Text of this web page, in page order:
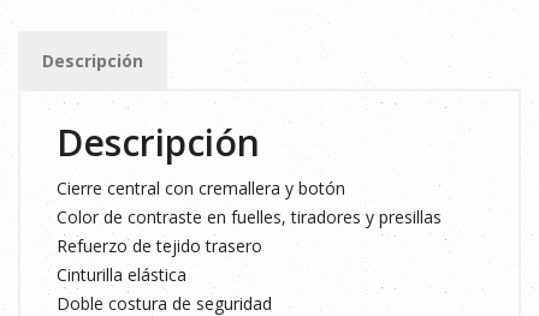
T.42
cantidad
Descripción
Descripción
Cierre central con cremallera y botón
Color de contraste en fuelles, tiradores y presillas
Refuerzo de tejido trasero
Cinturilla elástica
Doble costura de seguridad